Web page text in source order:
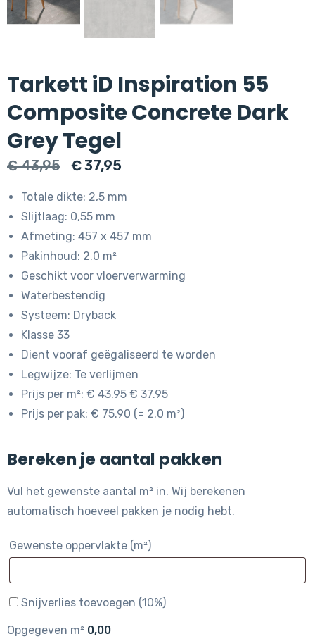
Tarkett iD Inspiration 55
Composite Concrete Dark
Grey Tegel
€43,95
Oorspronkelijke
€ 43,95.
€37,95
€ 37,95.
Totale dikte: 2,5 mm
Slijtlaag: 0,55 mm
Afmeting: 457 x 457 mm
Pakinhoud: 2.0 m²
Geschikt voor vloerverwarming
Waterbestendig
Systeem: Dryback
Klasse 33
Dient vooraf geëgaliseerd te worden
Legwijze: Te verlijmen
Prijs per m²: € 43.95 € 37.95
Prijs per pak: € 75.90 (= 2.0 m²)
Bereken je aantal pakken
Vul het gewenste aantal m² in. Wij berekenen
automatisch hoeveel pakken je nodig hebt.
Gewenste oppervlakte (m²)
Snijverlies toevoegen (10%)
Opgegeven m² 0,00